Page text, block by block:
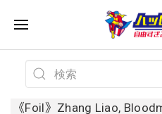
《Foil》Zhang Liao,